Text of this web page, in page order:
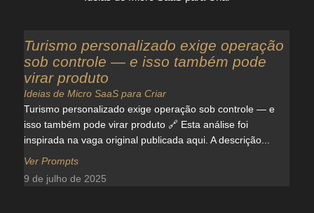
Turismo personalizado exige operação
sob controle — e isso também pode
virar produto
Ideias de Micro SaaS para Criar
Turismo personalizado exige operação sob controle — e
isso também pode virar produto 🔗 Esta análise foi
inspirada na vaga original publicada aqui. A descrição...
Ver Prompts
9 de julho de 2025